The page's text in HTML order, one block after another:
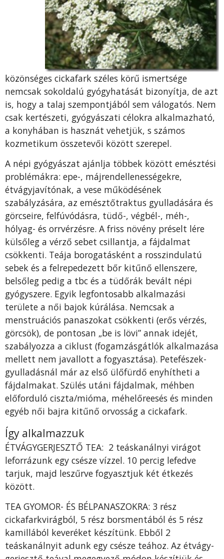
közönséges cickafark széles körű ismertsége
nemcsak sokoldalú gyógyhatását bizonyítja, de azt
is, hogy a talaj szempontjából sem válogatós. Nem
csak kerté­szeti, gyógyászati célokra alkal­mazható,
a konyhában is hasz­nát vehetjük, s számos
kozmeti­kum összetevői között szerepel.
A népi gyógyászat ajánlja töb­bek között emésztési
problé­mákra: epe-, májrendellenességekre,
étvágyjavítónak, a vese működésének
szabályzására, az emésztőtraktus gyulladására és
görcseire, felfúvódásra, tüdő-, végbél-, méh-,
hólyag- és orrvérzésre. A friss növény préselt lé­re
külsőleg a vérző sebet csilla­ntja, a fájdalmat
csökkenti. Teája borogatásként a rosszindula­tú
sebek és a felrepedezett bőr kitűnő ellenszere,
belsőleg pe­dig a tbc és a tüdőrák bevált né­pi
gyógyszere. Egyik legfonto­sabb alkalmazási
területe a női bajok kúrálása. Nemcsak a
menstruációs panaszokat csök­kenti (erős vérzés,
görcsök), de pontosan „be is lövi” annak ide­jét,
szabályozza a ciklust (fogam­zásgátlók alkalmazása
mellett nem javallott a fogyasztása). Pe­tefészek-
gyulladásnál már az el­ső ülőfürdő enyhítheti a
fájdal­makat. Szülés utáni fájdalmak, méhben
előforduló ciszta/mióma, méhelőreesés és minden
egyéb női bajra kitűnő orvosság a cickafark.
Így alkalmazzuk
ÉTVÁGYGERJESZTŐ TEA: 2 teáskanálnyi virágot
leforrázunk egy csésze vízzel. 10 percig lefedve
tarjuk, majd leszűrve fogyasztjuk két étkezés
között.
TEA GYOMOR- ÉS BÉLPANASZOKRA: 3 rész
cickafarkvirágból, 5 rész borsmentából és 5 rész
kamillából keveréket készítünk. Ebből 2
teáskanálnyit adunk egy csésze teához. Az étvágy­